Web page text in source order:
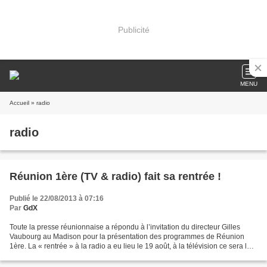
Publicité
MENU
Accueil » radio
radio
Réunion 1ère (TV & radio) fait sa rentrée !
Publié le 22/08/2013 à 07:16
Par GdX
Toute la presse réunionnaise a répondu à l’invitation du directeur Gilles
Vaubourg au Madison pour la présentation des programmes de Réunion
1ère. La « rentrée » à la radio a eu lieu le 19 août, à la télévision ce sera le 2